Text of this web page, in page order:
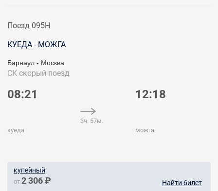
Поезд 095Н
КУЕДА - МОЖГА
Барнаул - Москва
СК скорый поезд
08:21
куеда
3ч. 57м.
12:18
можга
купейный
от 2 306 ₽ Найти билет